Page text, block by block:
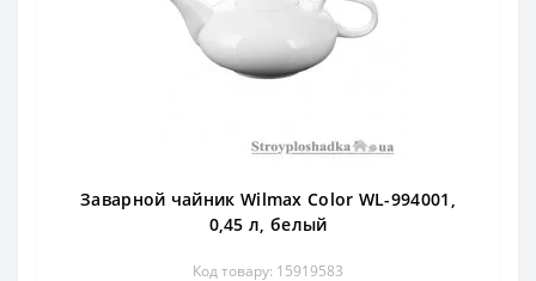
Заварной чайник Wilmax Color WL-994001,
0,45 л, белый
Код товару: 15919583